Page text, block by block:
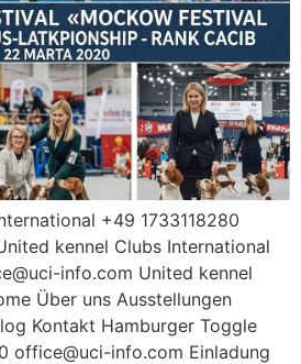
+49 1733118280
kennel Clubs International
info.com United kennel
Über uns Ausstellungen
Kontakt Hamburger Toggle
office@uci-info.com Einladung